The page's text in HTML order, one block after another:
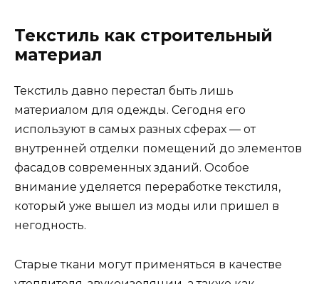
Текстиль как строительный
материал
Текстиль давно перестал быть лишь
материалом для одежды. Сегодня его
используют в самых разных сферах — от
внутренней отделки помещений до элементов
фасадов современных зданий. Особое
внимание уделяется переработке текстиля,
который уже вышел из моды или пришел в
негодность.
Старые ткани могут применяться в качестве